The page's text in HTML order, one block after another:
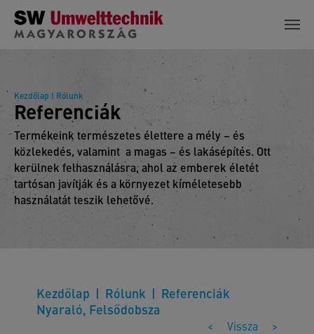
Skip to main content
Kezdőlap | Rólunk
Referenciák
Termékeink természetes élettere a mély – és
közlekedés, valamint a magas – és lakásépítés. Ott
kerülnek felhasználásra, ahol az emberek életét
tartósan javítják és a környezet kíméletesebb
használatát teszik lehetővé.
Kezdőlap Rólunk
Referenciák
Nyaraló, Felsődobsza
< Vissza >